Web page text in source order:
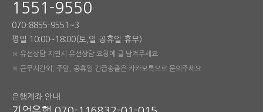
1551-9550
070-8855-9551~3
평일 10:00~18:00(토,일 공휴일 휴무)
※ 유선상담 지연시 유선상담 요청에 글 남겨주세요
※ 근무시간외, 주말, 공휴일 긴급송출은 카카오톡으로 문의주세요
은행계좌 안내